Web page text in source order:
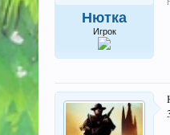
Нютка
Игрок